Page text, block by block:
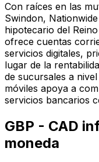
Con raíces en las
Swindon,
hipotecario del
ofrece cuentas
servicios digitales,
lugar de la
de sucursales a
móviles apoya a
servicios bancarios
GBP - CAD
moneda